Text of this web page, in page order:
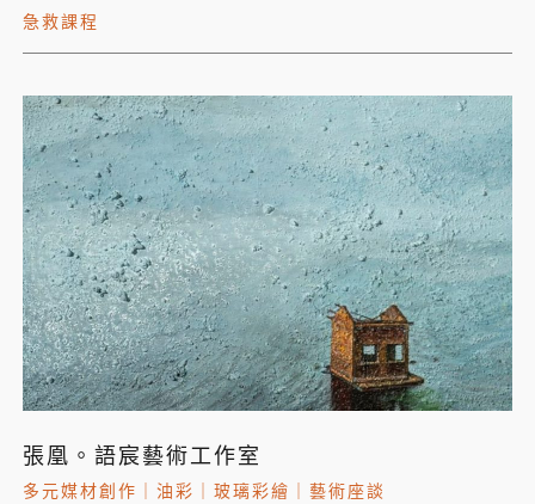
急救課程
張凰。語宸藝術工作室
多元媒材創作 油彩 玻璃彩繪 藝術座談